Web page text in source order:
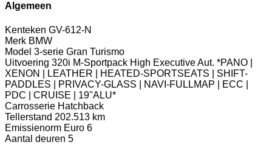
Algemeen
Kenteken GV-612-N
Merk BMW
Model 3-serie Gran Turismo
Uitvoering 320i M-Sportpack High Executive Aut. *PANO |
XENON | LEATHER | HEATED-SPORTSEATS | SHIFT-
PADDLES | PRIVACY-GLASS | NAVI-FULLMAP | ECC |
PDC | CRUISE | 19''ALU*
Carrosserie Hatchback
Tellerstand 202.513 km
Emissienorm Euro 6
Aantal deuren 5